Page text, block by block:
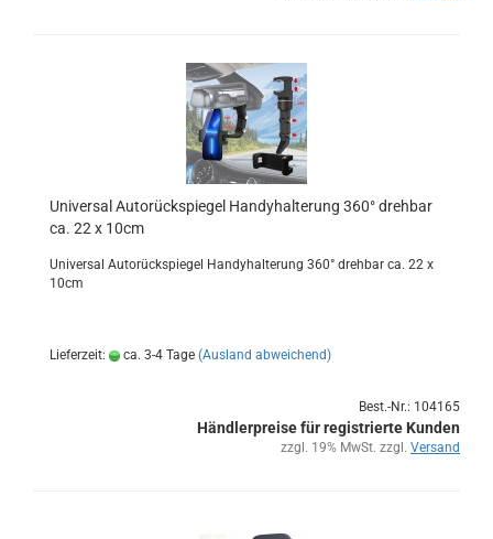
Uni­ver­sal Au­to­rück­spie­gel Han­dy­hal­te­rung 360° dreh­bar
ca. 22 x 10cm
Uni­ver­sal Au­to­rück­spie­gel Han­dy­hal­te­rung 360° dreh­bar ca. 22 x
10cm
Lieferzeit: ca. 3-4 Tage (Ausland abweichend)
Best.-Nr.: 104165
Händlerpreise für registrierte Kunden
zzgl. 19% MwSt. zzgl. Versand